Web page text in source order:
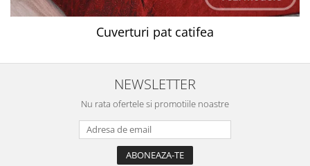
Cuverturi pat catifea
NEWSLETTER
Nu rata ofertele si promotiile noastre